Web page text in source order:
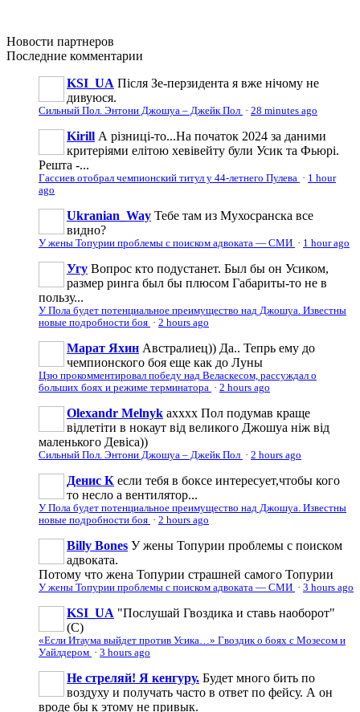
Новости партнеров
Последние комментарии
KSI_UA Після Зе-перзидента я вже нічому не
дивуюся.
Сильный Пол. Энтони Джошуа – Джейк Пол · 28 minutes ago
Kirill А різниці-то...На початок 2024 за даними
критеріями елітою хевівейту були Усик та Фьюрі.
Решта -...
Гассиев отобрал чемпионский титул у 44-летнего Пулева · 1 hour
ago
Ukranian_Way Тебе там из Мухосранска все
видно?
У жены Топурии проблемы с поиском адвоката — СМИ · 1 hour ago
Угу Вопрос кто подустанет. Был бы он Усиком,
размер ринга был бы плюсом Габариты-то не в
пользу...
У Пола будет потенциальное преимущество над Джошуа. Известны
новые подробности боя · 2 hours ago
Марат Яхин Австралиец)) Да.. Тепрь ему до
чемпионского боя еще как до Луны
Цзю прокомментировал победу над Веласкесом, рассуждал о
больших боях и режиме терминатора · 2 hours ago
Olexandr Melnyk ахххх Пол подумав краще
відлетіти в нокаут від великого Джошуа ніж від
маленького Девіса))
Сильный Пол. Энтони Джошуа – Джейк Пол · 2 hours ago
Денис К если тебя в боксе интересует,чтобы кого
то несло а вентилятор...
У Пола будет потенциальное преимущество над Джошуа. Известны
новые подробности боя · 2 hours ago
Billy Bones У жены Топурии проблемы с поиском
адвоката.
Потому что жена Топурии страшней самого Топурии
У жены Топурии проблемы с поиском адвоката — СМИ · 3 hours ago
KSI_UA "Послушай Гвоздика и ставь наоборот"
(С)
«Если Итаума выйдет против Усика…» Гвоздик о боях с Мозесом и
Уайлдером · 3 hours ago
Не стреляй! Я кенгуру. Будет много бить по
воздуху и получать часто в ответ по фейсу. А он
вроде бы к этому не привык.